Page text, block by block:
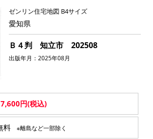
ゼンリン住宅地図 B4サイズ
愛知県
Ｂ４判 知立市 202508
出版年月：2025年08月
円(税込)
料 ※離島など一部除く